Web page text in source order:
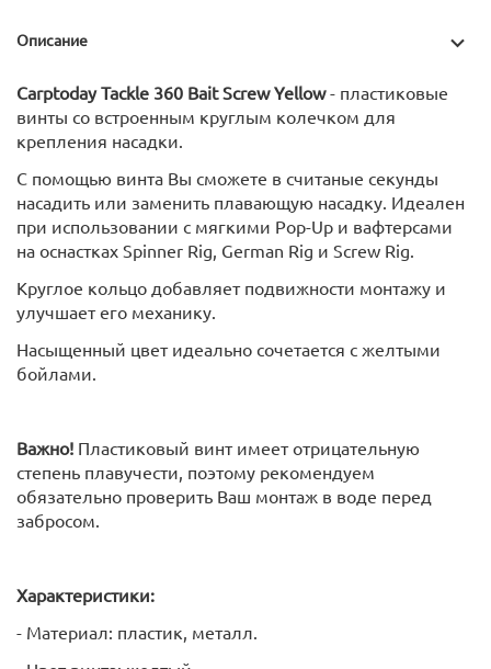
Описание
Carptoday Tackle 360 Bait Screw Yellow- пластиковые
винты со встроенным круглым колечком для
крепления насадки.
С помощью винта Вы сможете в считаные секунды
насадить или заменить плавающую насадку. Идеален
при использовании с мягкими Pop-Up и вафтерсами
на оснастках Spinner Rig, German Rig и Screw Rig.
Круглое кольцо добавляет подвижности монтажу и
улучшает его механику.
Насыщенный цвет идеально сочетается с желтыми
бойлами.
Важно! Пластиковый винт имеет отрицательную
степень плавучести, поэтому рекомендуем
обязательно проверить Ваш монтаж в воде перед
забросом.
Характеристики:
- Материал: пластик, металл.